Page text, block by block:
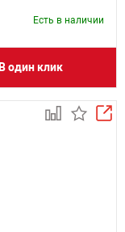
Есть в наличии
В один клик